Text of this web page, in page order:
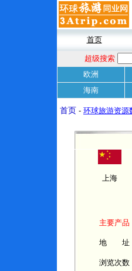
首页
超级搜索
欧洲
海南
首页 - 环球旅游资源
上海
主要产品
地 址
浏览次数